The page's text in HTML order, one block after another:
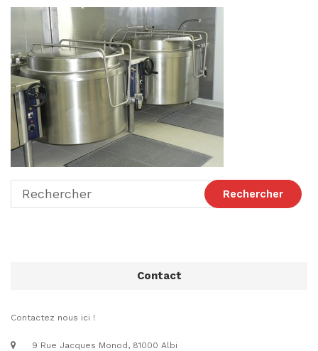
Contact
Contactez nous ici !
9 Rue Jacques Monod, 81000 Albi